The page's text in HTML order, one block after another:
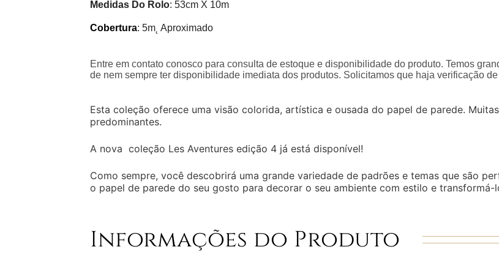
Medidas Do Rolo: 53cm X 10m
Cobertura: 5m˛ Aproximado
Entre em contato conosco para consulta de estoque e disponibilidade do produto. Temos
de nem sempre ter disponibilidade imediata dos produtos. Solicitamos que haja verificação
Esta coleção oferece uma visão colorida, artística e ousada do papel de parede.
predominantes.
A nova coleção Les Aventures edição 4 já está disponível!
Como sempre, você descobrirá uma grande variedade de padrões e temas que são
o papel de parede do seu gosto para decorar o seu ambiente com estilo e transformá-
Informações do Produto